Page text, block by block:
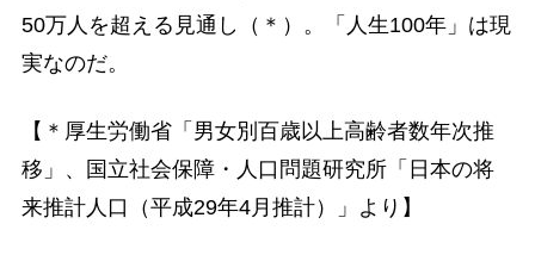
50万人を超える見通し（＊）。「人生100年」は現
実なのだ。
【＊厚生労働省「男女別百歳以上高齢者数年次推
移」、国立社会保障・人口問題研究所「日本の将
来推計人口（平成29年4月推計）」より】